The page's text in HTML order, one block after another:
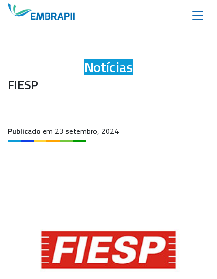
Notícias
FIESP
Publicado em 23 setembro, 2024